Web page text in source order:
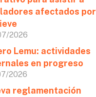
afectados por
2026
Lemu: actividades
en progreso
2026
reglamentación